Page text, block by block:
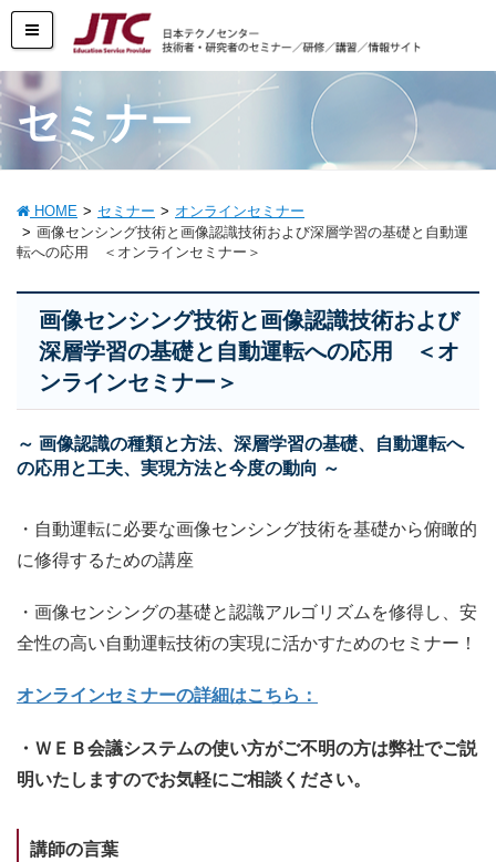
セミナー
HOME セミナー
オンラインセミナー
画像センシング技術と画像認識技術および深層学習の基礎と自動運
転への応用 ＜オンラインセミナー＞
画像センシング技術と画像認識技術および
深層学習の基礎と自動運転への応用 ＜オ
ンラインセミナー＞
～ 画像認識の種類と方法、深層学習の基礎、自動運転へ
の応用と工夫、実現方法と今度の動向 ～
・自動運転に必要な画像センシング技術を基礎から俯瞰的
に修得するための講座
・画像センシングの基礎と認識アルゴリズムを修得し、安
全性の高い自動運転技術の実現に活かすためのセミナー！
オンラインセミナーの詳細はこちら：
・ＷＥＢ会議システムの使い方がご不明の方は弊社でご説
明いたしますのでお気軽にご相談ください。
講師の言葉